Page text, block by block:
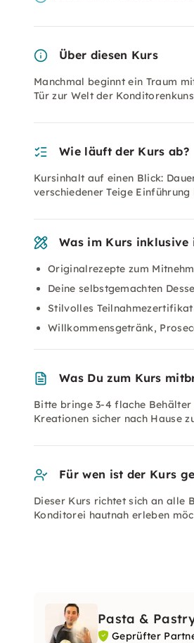
Über diesen Kurs
Manchmal beginnt ein Traum
Tür zur Welt der
Wie läuft der Kurs ab?
Kursinhalt auf einen Blick:
verschiedener Teige
Was im Kurs inklusive
Originalrezepte zum
Deine selbstgemachten
Stilvolles Teilnahmezertifikat
Willkommensgetränk,
Was Du zum Kurs
Bitte bringe 3-4 flache Behälter
Kreationen sicher nach Hause
Für wen ist der Kurs
Dieser Kurs richtet sich an alle
Konditorei hautnah erleben
Pasta &
Geprüfter